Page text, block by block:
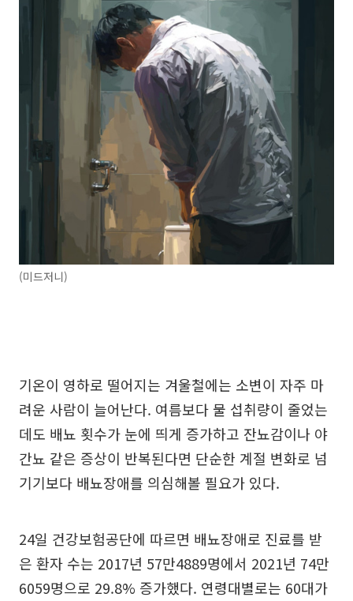
(미드저니)
기온이 영하로 떨어지는 겨울철에는 소변이 자주 마
려운 사람이 늘어난다. 여름보다 물 섭취량이 줄었는
데도 배뇨 횟수가 눈에 띄게 증가하고 잔뇨감이나 야
간뇨 같은 증상이 반복된다면 단순한 계절 변화로 넘
기기보다 배뇨장애를 의심해볼 필요가 있다.
24일 건강보험공단에 따르면 배뇨장애로 진료를 받
은 환자 수는 2017년 57만4889명에서 2021년 74만
6059명으로 29.8% 증가했다. 연령대별로는 60대가